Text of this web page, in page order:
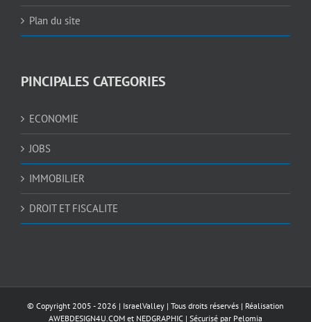
Plan du site
PINCIPALES CATEGORIES
ECONOMIE
JOBS
IMMOBILIER
DROIT ET FISCALITE
© Copyright 2005 - 2026 | IsraelValley | Tous droits réservés | Réalisation
AWEBDESIGN4U.COM et NEDGRAPHIC | Sécurisé par Pelomia